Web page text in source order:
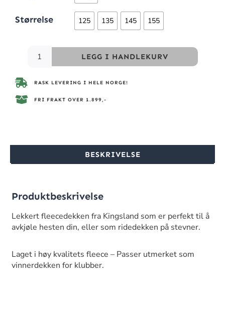
Størrelse 125 135 145 155
LEGG I HANDLEKURV
RASK LEVERING I HELE NORGE!
FRI FRAKT OVER 1.899,-
BESKRIVELSE
Produktbeskrivelse
Lekkert fleecedekken fra Kingsland som er perfekt til å
avkjøle hesten din, eller som ridedekken på stevner.
Laget i høy kvalitets fleece – Passer utmerket som
vinnerdekken for klubber.